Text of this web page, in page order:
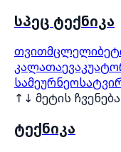
სპეც ტექნიკა
თვითმცლელი
კალათა
სამეურნეო
↑↓ მეტის ჩვენება
ტექნიკა